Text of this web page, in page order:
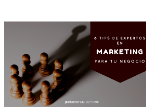
tamaños de menú que realmente se usan, cuándo
conviene elegir cada uno y cómo el formato puede
comunicar la esencia de tu restaurante, ayudándote a